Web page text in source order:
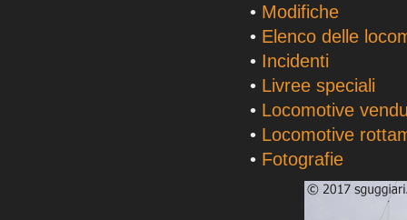
• Modifiche
• Elenco delle
• Incidenti
• Livree speciali
• Locomotive
• Locomotive
• Fotografie